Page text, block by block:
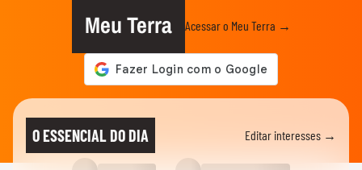
Meu Terra Acessar o Meu Terra →
O ESSENCIAL DO DIA Editar interesses →